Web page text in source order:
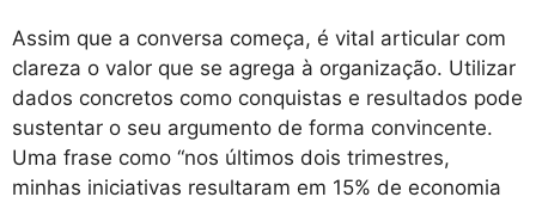
Assim que a conversa começa, é vital articular com
clareza o valor que se agrega à organização. Utilizar
dados concretos como conquistas e resultados pode
sustentar o seu argumento de forma convincente.
Uma frase como “nos últimos dois trimestres,
minhas iniciativas resultaram em 15% de economia